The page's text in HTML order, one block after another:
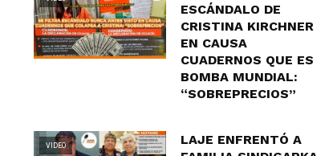
ESCÁNDALO DE
CRISTINA KIRCHNER
EN CAUSA
CUADERNOS QUE ES
BOMBA MUNDIAL:
“SOBREPRECIOS”
VIDEO
LAJE ENFRENTÓ A